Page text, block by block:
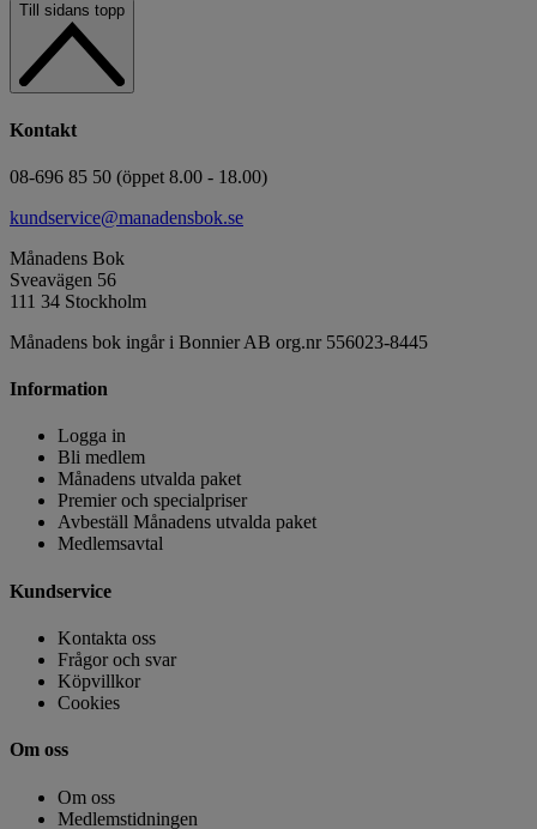
Till sidans topp
Kontakt
08-696 85 50 (öppet 8.00 - 18.00)
kundservice@manadensbok.se
Månadens Bok
Sveavägen 56
111 34 Stockholm
Månadens bok ingår i Bonnier AB org.nr 556023-8445
Information
Logga in
Bli medlem
Månadens utvalda paket
Premier och specialpriser
Avbeställ Månadens utvalda paket
Medlemsavtal
Kundservice
Kontakta oss
Frågor och svar
Köpvillkor
Cookies
Om oss
Om oss
Medlemstidningen